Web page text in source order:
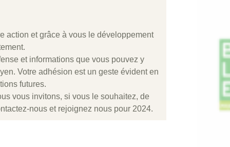
action et grâce à vous le développement
et informations que vous pouvez y
Votre adhésion est un geste évident en
futures.
vous invitons, si vous le souhaitez, de
nous et rejoignez nous pour 2024.